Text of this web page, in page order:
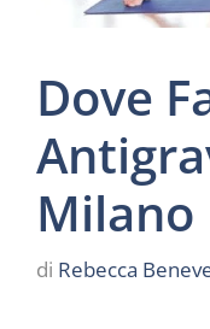
Dove
Milano
di Rebecca